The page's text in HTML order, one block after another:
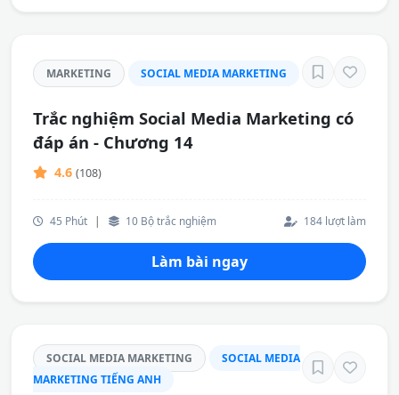
MARKETING SOCIAL MEDIA MARKETING
Trắc nghiệm Social Media Marketing có
đáp án - Chương 14
4.6 (108)
45 Phút | 10 Bộ trắc nghiệm 184 lượt làm
Làm bài ngay
SOCIAL MEDIA MARKETING
SOCIAL MEDIA
MARKETING TIẾNG ANH